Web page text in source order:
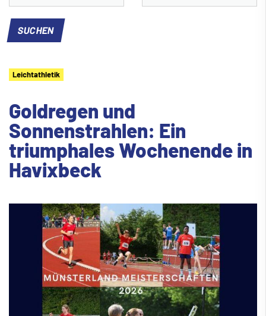
Leichtathletik
Goldregen und
Sonnenstrahlen: Ein
triumphales Wochenende in
Havixbeck